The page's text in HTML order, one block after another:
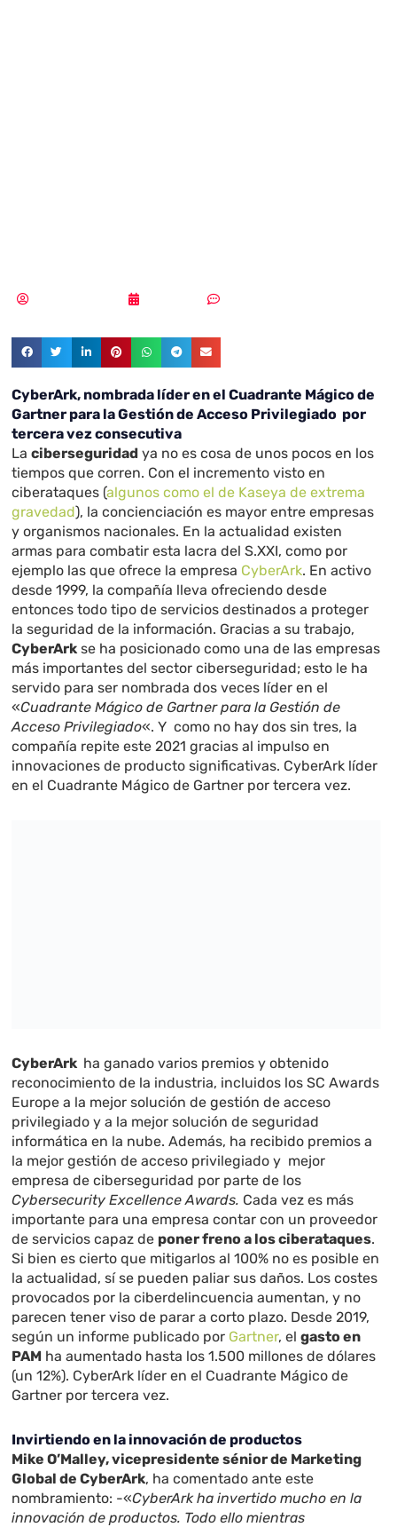
CyberArk, nombrada líder en el Cuadrante Mágico de
Gartner para la Gestión de Acceso Privilegiado por
tercera vez consecutiva
Laciberseguridad ya no es cosa de unos pocos en los
tiempos que corren. Con el incremento visto en
ciberataques (algunos como el de Kaseya de extrema
gravedad), la concienciación es mayor entre empresas
y organismos nacionales. En la actualidad existen
armas para combatir esta lacra del S.XXI, como por
ejemplo las que ofrece la empresa CyberArk. En activo
desde 1999, la compañía lleva ofreciendo desde
entonces todo tipo de servicios destinados a proteger
la seguridad de la información. Gracias a su trabajo,
CyberArk se ha posicionado como una de las empresas
más importantes del sector ciberseguridad; esto le ha
servido para ser nombrada dos veces líder en el
«Cuadrante Mágico de Gartner para la Gestión de
Acceso Privilegiado«. Y como no hay dos sin tres, la
compañía repite este 2021 gracias al impulso en
innovaciones de producto significativas. CyberArk líder
en el Cuadrante Mágico de Gartner por tercera vez.
CyberArk ha ganado varios premios y obtenido
reconocimiento de la industria, incluidos los SC Awards
Europe a la mejor solución de gestión de acceso
privilegiado y a la mejor solución de seguridad
informática en la nube. Además, ha recibido premios a
la mejor gestión de acceso privilegiado y mejor
empresa de ciberseguridad por parte de los
Cybersecurity Excellence Awards. Cada vez es más
importante para una empresa contar con un proveedor
de servicios capaz de poner freno a los ciberataques.
Si bien es cierto que mitigarlos al 100% no es posible en
la actualidad, sí se pueden paliar sus daños. Los costes
provocados por la ciberdelincuencia aumentan, y no
parecen tener viso de parar a corto plazo. Desde 2019,
según un informe publicado por Gartner, elgasto en
PAM ha aumentado hasta los 1.500 millones de dólares
(un 12%). CyberArk líder en el Cuadrante Mágico de
Gartner por tercera vez.
Invirtiendo en la innovación de productos
Mike O’Malley, vicepresidente sénior de Marketing
Global de CyberArk, ha comentado ante este
nombramiento: -«CyberArk ha invertido mucho en la
innovación de productos. Todo ello mientras